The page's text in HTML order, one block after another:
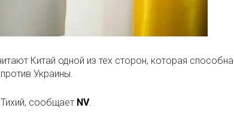
Китай одной из тех сторон, которая способна
Украины.
сообщает NV.